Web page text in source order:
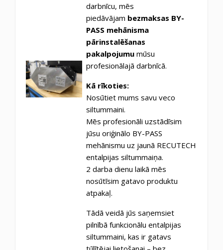
darbnīcu, mēs
piedāvājam bezmaksas BY-
PASS mehānisma
pārinstalēšanas
pakalpojumu mūsu
profesionālajā darbnīcā.
Kā rīkoties:
Nosūtiet mums savu veco
siltummaini.
Mēs profesionāli uzstādīsim
jūsu oriģinālo BY-PASS
mehānismu uz jaunā RECUTECH
entalpijas siltummaiņa.
2 darba dienu laikā mēs
nosūtīsim gatavo produktu
atpakaļ.
Tādā veidā jūs saņemsiet
pilnībā funkcionālu entalpijas
siltummaini, kas ir gatavs